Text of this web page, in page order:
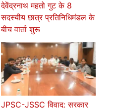
देवेंद्रनाथ महतो गुट के 8
सदस्यीय छात्र प्रतिनिधिमंडल के
बीच वार्ता शुरू
JPSC-JSSC विवाद: सरकार